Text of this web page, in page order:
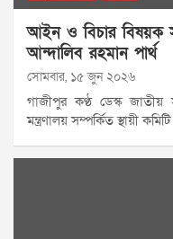
আইন ও বিচার বিষয়ক
আন্দালিব রহমান পার্থ
সোমবার, ১৫ জুন ২০২৬
গাজীপুর কণ্ঠ ডেস্ক
মন্ত্রণালয় সম্পর্কিত স্থায়ী